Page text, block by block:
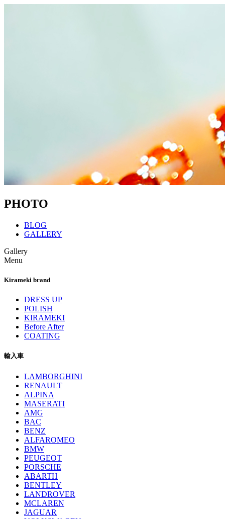
PHOTO
BLOG
GALLERY
Gallery
Menu
Kirameki brand
DRESS UP
POLISH
KIRAMEKI
Before After
COATING
輸入車
LAMBORGHINI
RENAULT
ALPINA
MASERATI
AMG
BAC
BENZ
ALFAROMEO
BMW
PEUGEOT
PORSCHE
ABARTH
BENTLEY
LANDROVER
MCLAREN
JAGUAR